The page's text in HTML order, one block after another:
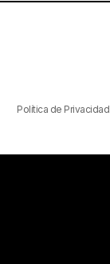
Política de Privacidad